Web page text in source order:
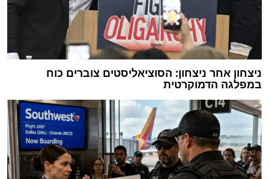
ניצחון אחר ניצחון: הסוציאליסטים צוברים כוח
במפלגה הדמוקרטית